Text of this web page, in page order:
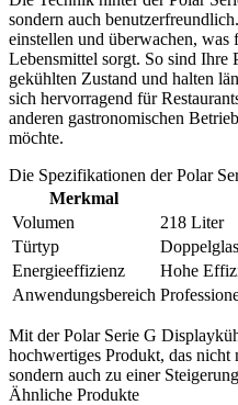
sondern auch
einstellen und überwachen, was
Lebensmittel sorgt. So sind Ihre
gekühlten Zustand und halten
sich hervorragend für
anderen gastronomischen
möchte.
Die Spezifikationen der Polar
Merkmal
Volumen
218 Liter
Türtyp
Energieeffizienz
Hohe
Anwendungsbereich
Mit der Polar Serie G
hochwertiges Produkt, das nicht
sondern auch zu einer
Ähnliche Produkte